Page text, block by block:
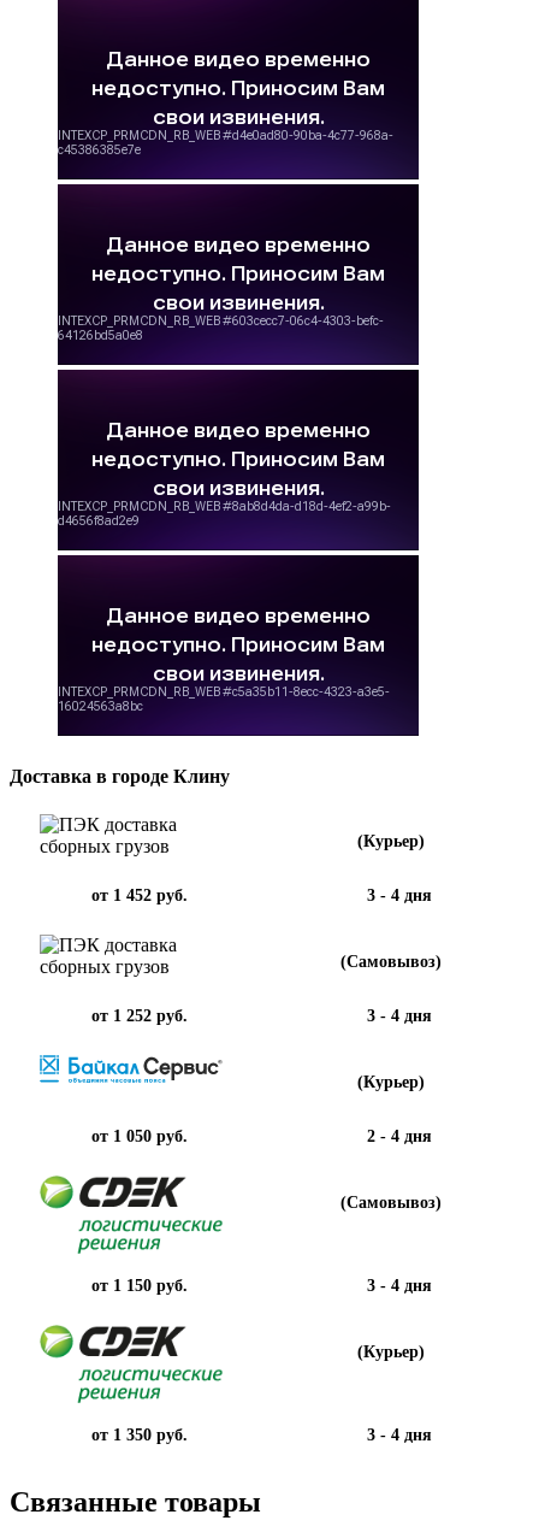
Доставка в городе Клину
(Курьер)
от 1 452 руб. 3 - 4 дня
(Самовывоз)
от 1 252 руб. 3 - 4 дня
(Курьер)
от 1 050 руб. 2 - 4 дня
(Самовывоз)
от 1 150 руб. 3 - 4 дня
(Курьер)
от 1 350 руб. 3 - 4 дня
Связанные товары